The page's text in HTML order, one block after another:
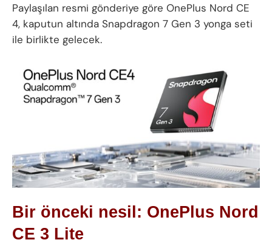
Paylaşılan resmi gönderiye göre OnePlus Nord CE
4, kaputun altında Snapdragon 7 Gen 3 yonga seti
ile birlikte gelecek.
Bir önceki nesil: OnePlus Nord
CE 3 Lite